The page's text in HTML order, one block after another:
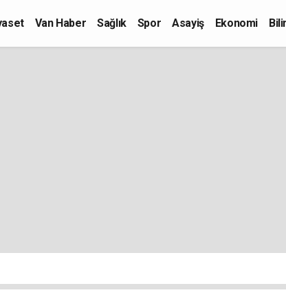
Van Haber Sağlık Spor Asayiş Ekonomi